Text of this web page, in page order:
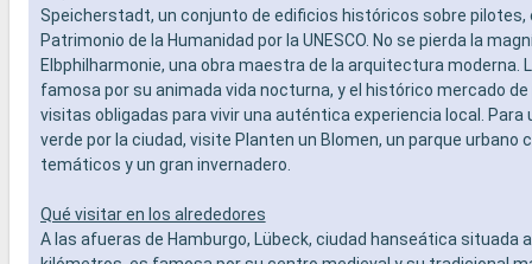
-
OTROS
- Puntos
Speicherstadt, un conjunto de edificios históricos sobre pilotes,
Patrimonio de la Humanidad por la UNESCO. No se pierda la
Elbphilharmonie, una obra maestra de la arquitectura moderna.
famosa por su animada vida nocturna, y el histórico mercado
visitas obligadas para vivir una auténtica experiencia local. Para
verde por la ciudad, visite Planten un Blomen, un parque urbano
temáticos y un gran invernadero.
Qué visitar en los alrededores
A las afueras de Hamburgo, Lübeck, ciudad hanseática situada